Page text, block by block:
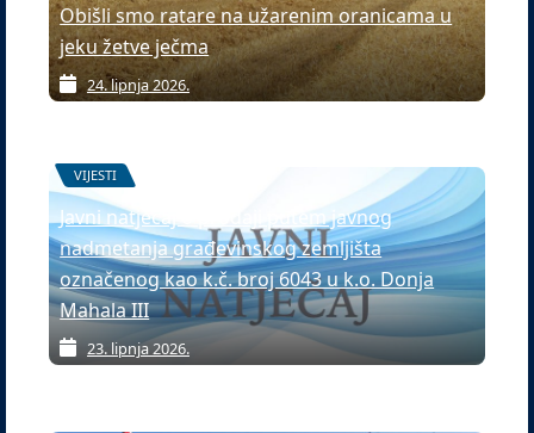
Obišli smo ratare na užarenim oranicama u
jeku žetve ječma
24. lipnja 2026.
VIJESTI
Javni natječaj o prodaji putem javnog
nadmetanja građevinskog zemljišta
označenog kao k.č. broj 6043 u k.o. Donja
Mahala III
23. lipnja 2026.